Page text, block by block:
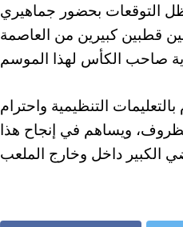
ظل التوقعات بحضور جماهيري
قطبين كبيرين من العاصمة
التنظيمية واحترام
ويساهم في إنجاح هذا